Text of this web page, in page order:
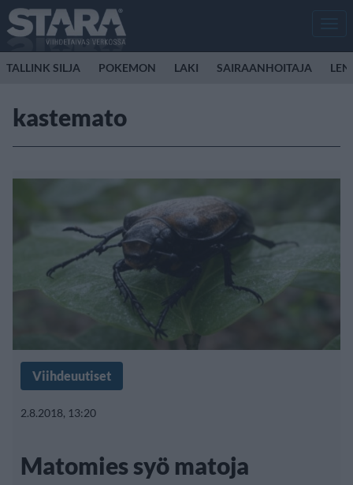
TALLINK SILJA POKEMON LAKI SAIRAANHOITAJA
kastemato
Viihdeuutiset
2.8.2018, 13:20
Matomies syö matoja